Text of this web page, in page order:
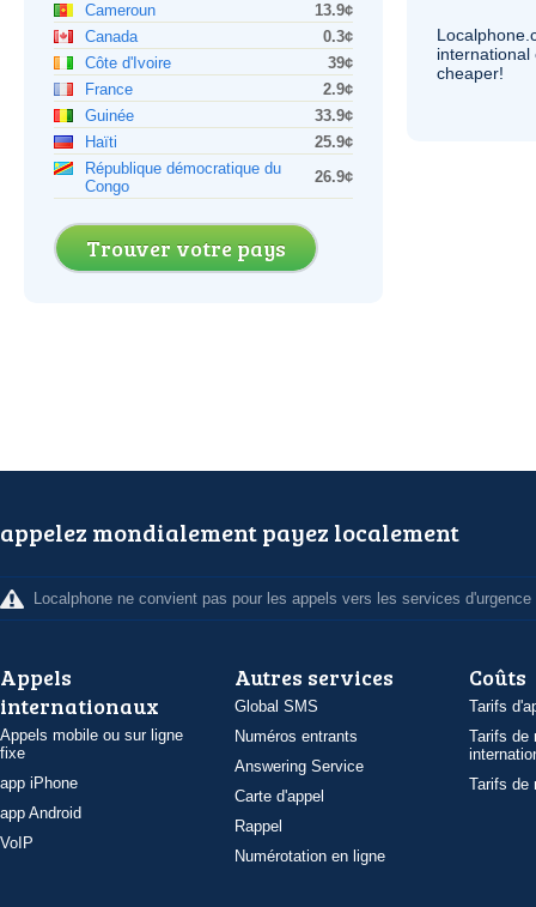
Cameroun
13.9¢
Canada
0.3¢
Côte d'Ivoire
39¢
France
2.9¢
Guinée
33.9¢
Haïti
25.9¢
République démocratique du
Congo
26.9¢
Trouver votre pays
international
cheaper!
appelez mondialement payez localement
Localphone ne convient pas pour les appels vers les services d'urgence
Appels
internationaux
Appels mobile ou sur ligne
fixe
app iPhone
app Android
VoIP
Autres services
Global SMS
Numéros entrants
Answering Service
Carte d'appel
Rappel
Numérotation en ligne
Coûts
Tarifs
Tarifs de
Tarifs de